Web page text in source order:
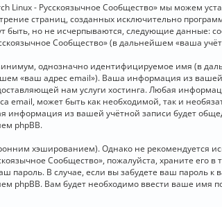
Linux - Русскоязычное Сообщество» мы можем
страниц, созданных исключительно
быть, но не исчерпываются, следующие
Сообщество» (в дальнейшем «ваша
однозначно идентифицируемое имя (в
«ваш адрес email»). Ваша информация из
нам услуги хостинга. Любая
email, может быть как необходимой, так и
информация из вашей учётной записи будет
phpBB.
хэшированием). Однако не рекомендуется
Сообщество», пожалуйста, храните его
пароль. В случае, если вы забудете ваш пароль
phpBB. Вам будет необходимо ввести ваше имя